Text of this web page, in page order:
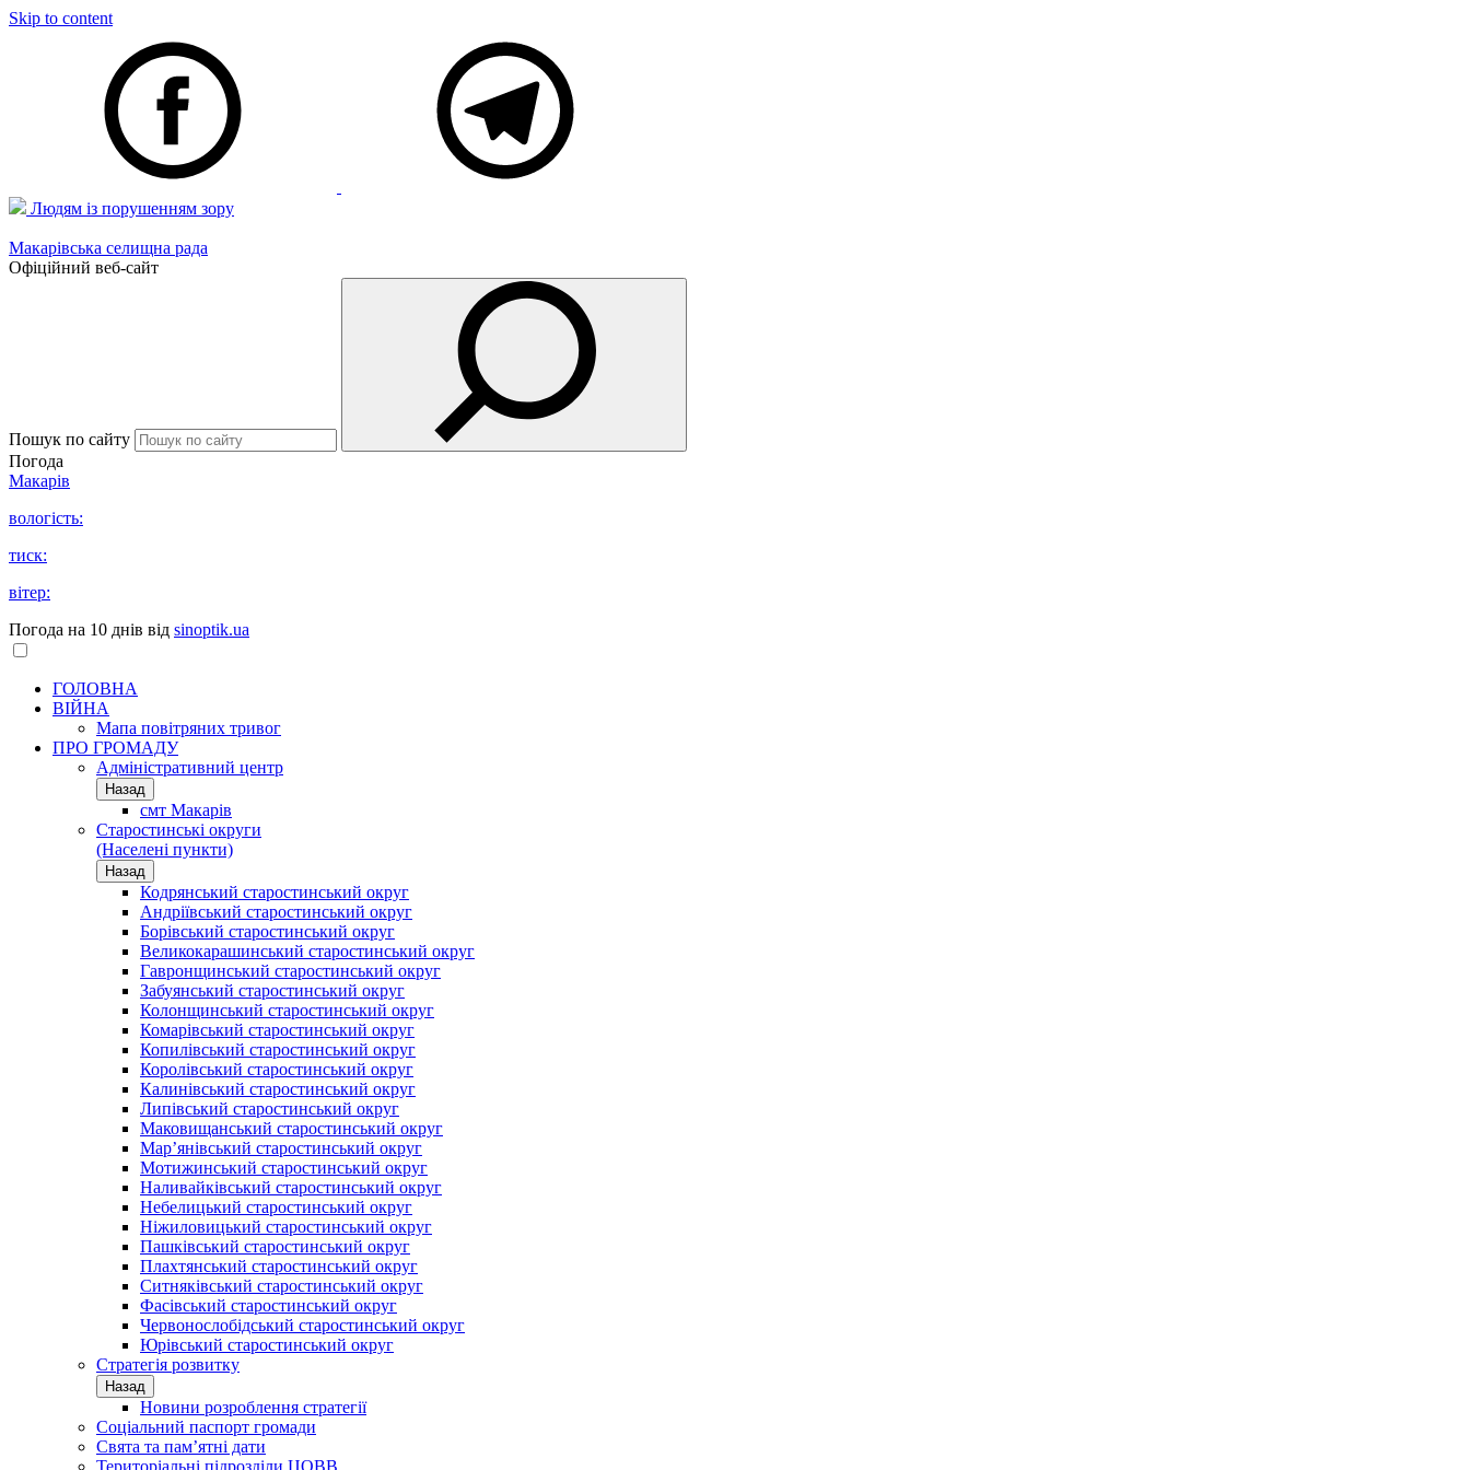
Skip to content
Людям із порушенням зору
Макарівська селищна рада
Офіційний веб-сайт
Пошук по сайту
Погода
Макарів
вологість:
тиск:
вітер:
Погода на 10 днів від sinoptik.ua
ГОЛОВНА
ВІЙНА
Мапа повітряних тривог
ПРО ГРОМАДУ
Aдміністративний центр
Назад
смт Макарів
Старостинські округи
(Населені пункти)
Назад
Кодрянський старостинський округ
Андріївський старостинський округ
Борівський старостинський округ
Великокарашинський старостинський округ
Гавронщинський старостинський округ
Забуянський старостинський округ
Колонщинський старостинський округ
Комарівський старостинський округ
Копилівський старостинський округ
Королівський старостинський округ
Калинівський старостинський округ
Липівський старостинський округ
Маковищанський старостинський округ
Мар’янівський старостинський округ
Мотижинський старостинський округ
Наливайківський старостинський округ
Небелицький старостинський округ
Ніжиловицький старостинський округ
Пашківський старостинський округ
Плахтянський старостинський округ
Ситняківський старостинський округ
Фасівський старостинський округ
Червонослобідський старостинський округ
Юрівський старостинський округ
Стратегія розвитку
Назад
Новини розроблення стратегії
Соціальний паспорт громади
Свята та пам’ятні дати
Територіальні підрозділи ЦОВВ